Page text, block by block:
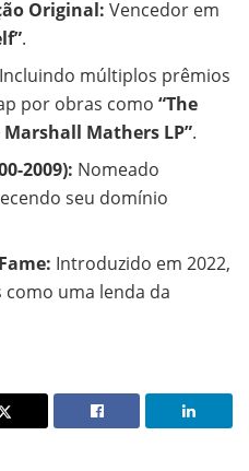
Original: Vencedor em
.
Incluindo múltiplos prêmios
por obras como“The
Marshall Mathers LP”.
2009): Nomeado
seu domínio
Introduzido em 2022,
uma lenda da